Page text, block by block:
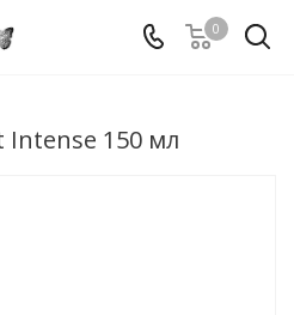
0
Intense 150 мл